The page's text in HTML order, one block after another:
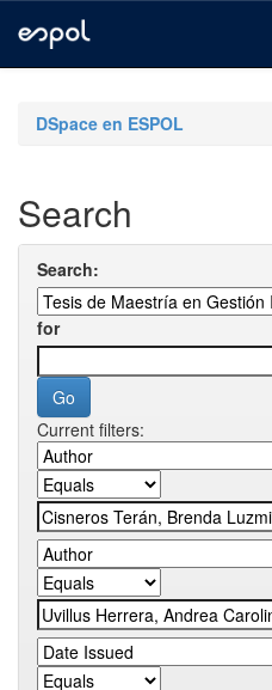
navigationDSpace en ESPOL
Search
Search:
for
Current filters: